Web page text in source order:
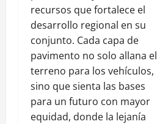
recursos que fortalece el
desarrollo regional en su
conjunto. Cada capa de
pavimento no solo allana el
terreno para los vehículos,
sino que sienta las bases
para un futuro con mayor
equidad, donde la lejanía